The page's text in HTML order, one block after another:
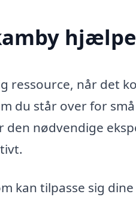
ressource, når det
du står over for
nødvendige
kan tilpasse sig